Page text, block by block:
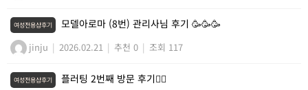
여성전용샵후기 모델아로마 (8번) 관리사님 후기 🥳🥳🥳
jinju | 2026.02.21 | 추천 0 | 조회 117
여성전용샵후기 플러팅 2번째 방문 후기💆‍♀️